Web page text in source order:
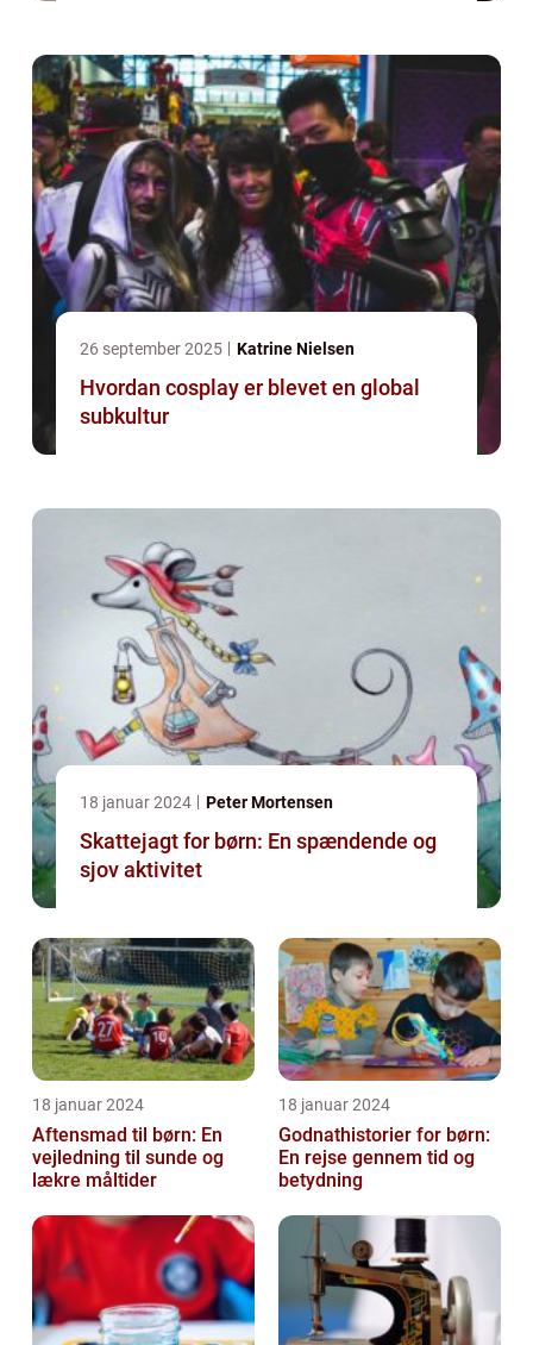
26 september 2025 Katrine Nielsen
Hvordan cosplay er blevet en global
subkultur
18 januar 2024 Peter Mortensen
Skattejagt for børn: En spændende og
sjov aktivitet
18 januar 2024
Aftensmad til børn: En
vejledning til sunde og
lækre måltider
18 januar 2024
Godnathistorier for børn:
En rejse gennem tid og
betydning